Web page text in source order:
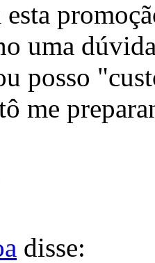
esta
uma
posso
me
disse: